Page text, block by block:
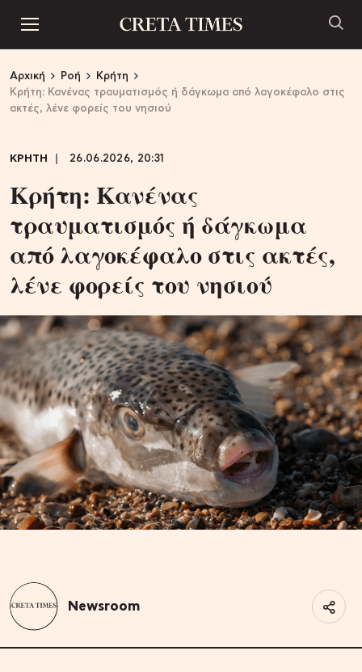
Αρχική Ροή
Κρήτη
Κρήτη: Κανένας τραυματισμός ή δάγκωμα από λαγοκέφαλο στις
ακτές, λένε φορείς του νησιού
ΚΡΗΤΗ 26.06.2026, 20:31
Κρήτη: Κανένας
τραυματισμός ή δάγκωμα
από λαγοκέφαλο στις ακτές,
λένε φορείς του νησιού
Newsroom